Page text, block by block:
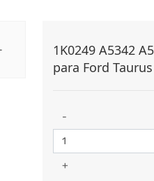
1K0249 A5342
para Ford
-
+